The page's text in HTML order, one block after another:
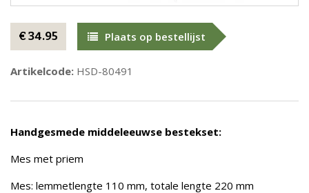
€ 34.95 Plaats op bestellijst
Artikelcode: HSD-80491
Handgesmede middeleeuwse bestekset:
Mes met priem
Mes: lemmetlengte 110 mm, totale lengte 220 mm